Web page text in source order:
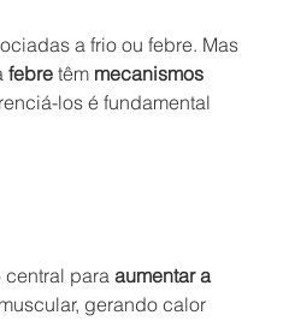
a frio ou febre. Mas
febre têm mecanismos
los é fundamental
central para aumentar a
gerando calor